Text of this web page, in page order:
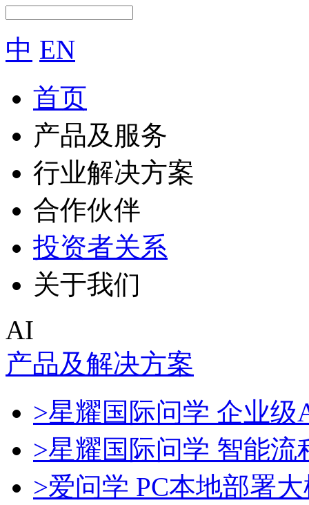
中 EN
首页
产品及服务
行业解决方案
合作伙伴
投资者关系
关于我们
AI
产品及解决方案
>星耀国际问学 企业级
>星耀国际问学 智能流
>爱问学 PC本地部署